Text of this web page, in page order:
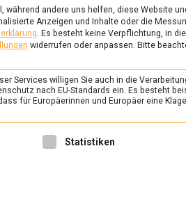
andere uns helfen, diese Website
Anzeigen und Inhalte oder die
. Es besteht keine Verpflichtung, in
widerrufen oder anpassen. Bitte
Services willigen Sie auch in die
nach EU-Standards ein. Es besteht
für Europäerinnen und Europäer eine
Die erste Service-Gruppe
Statistiken